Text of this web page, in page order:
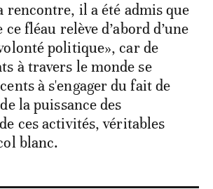
rencontre, il a été admis que
fléau relève d’abord d’une
politique», car de
à travers le monde se
à s'engager du fait de
la puissance des
ces activités, véritables
blanc.